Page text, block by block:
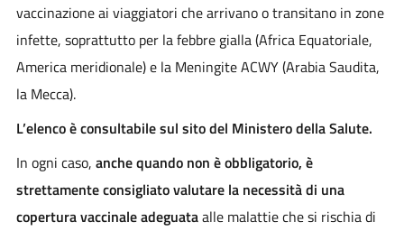
vaccinazione ai viaggiatori che arrivano o transitano in zone
infette, soprattutto per la febbre gialla (Africa Equatoriale,
America meridionale) e la Meningite ACWY (Arabia Saudita,
la Mecca).
L’elenco è consultabile sul sito del Ministero della Salute.
In ogni caso, anche quando non è obbligatorio, è
strettamente consigliato valutare la necessità di una
copertura vaccinale adeguataalle malattie che si rischia di